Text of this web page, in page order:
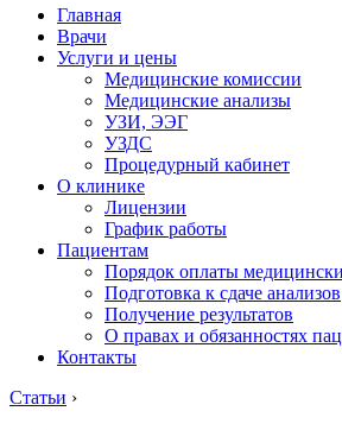
Главная
Врачи
Услуги и цены
Медицинские комиссии
Медицинские анализы
УЗИ, ЭЭГ
УЗДС
Процедурный кабинет
О клинике
Лицензии
График работы
Пациентам
Порядок оплаты
Подготовка к сдаче анализов
Получение результатов
О правах и обязанностях
Контакты
Статьи ›